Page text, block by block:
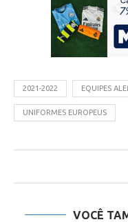
2021-2022 EQUIPES
UNIFORMES EUROPEUS
VOCÊ